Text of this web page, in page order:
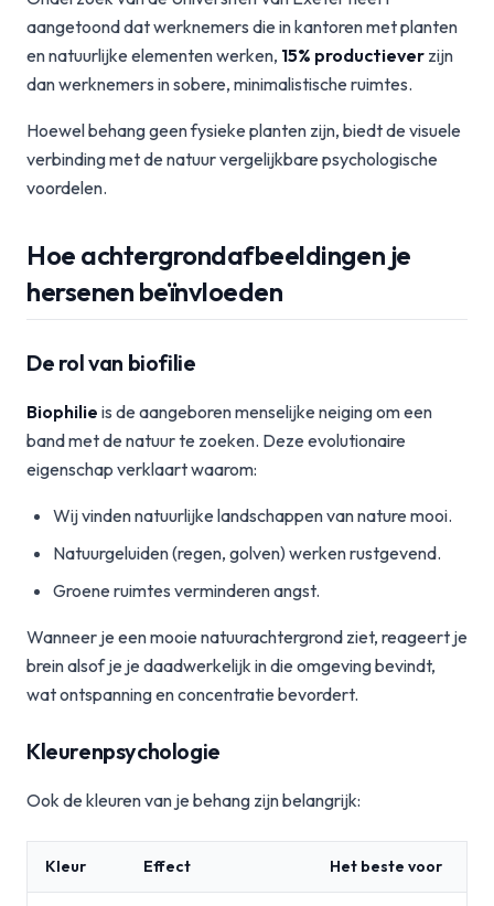
aangetoond dat werknemers die in kantoren met planten
en natuurlijke elementen werken, 15% productiever zijn
dan werknemers in sobere, minimalistische ruimtes.
Hoewel behang geen fysieke planten zijn, biedt de visuele
verbinding met de natuur vergelijkbare psychologische
voordelen.
Hoe achtergrondafbeeldingen je
hersenen beïnvloeden
De rol van biofilie
Biophilie is de aangeboren menselijke neiging om een
band met de natuur te zoeken. Deze evolutionaire
eigenschap verklaart waarom:
Wij vinden natuurlijke landschappen van nature mooi.
Natuurgeluiden (regen, golven) werken rustgevend.
Groene ruimtes verminderen angst.
Wanneer je een mooie natuurachtergrond ziet, reageert je
brein alsof je je daadwerkelijk in die omgeving bevindt,
wat ontspanning en concentratie bevordert.
Kleurenpsychologie
Ook de kleuren van je behang zijn belangrijk:
Kleur Effect Het beste voor